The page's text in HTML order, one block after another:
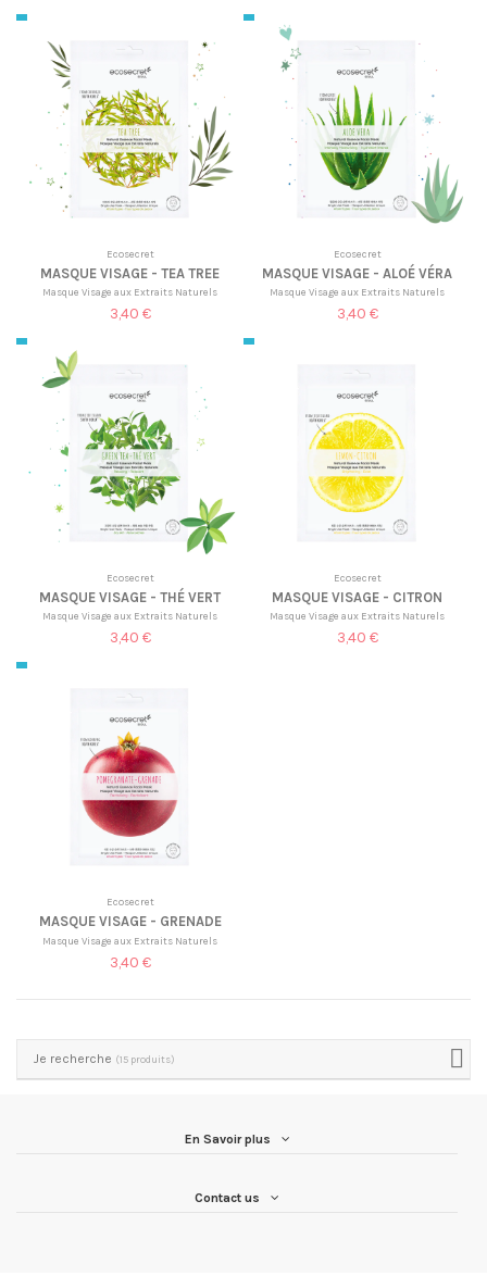
Ecosecret
MASQUE VISAGE - TEA TREE
Masque Visage aux Extraits Naturels
3,40 €
Ecosecret
MASQUE VISAGE - ALOÉ VÉRA
Masque Visage aux Extraits Naturels
3,40 €
Ecosecret
MASQUE VISAGE - THÉ VERT
Masque Visage aux Extraits Naturels
3,40 €
Ecosecret
MASQUE VISAGE - CITRON
Masque Visage aux Extraits Naturels
3,40 €
Ecosecret
MASQUE VISAGE - GRENADE
Masque Visage aux Extraits Naturels
3,40 €
Je recherche (15 produits)
En Savoir plus
Contact us